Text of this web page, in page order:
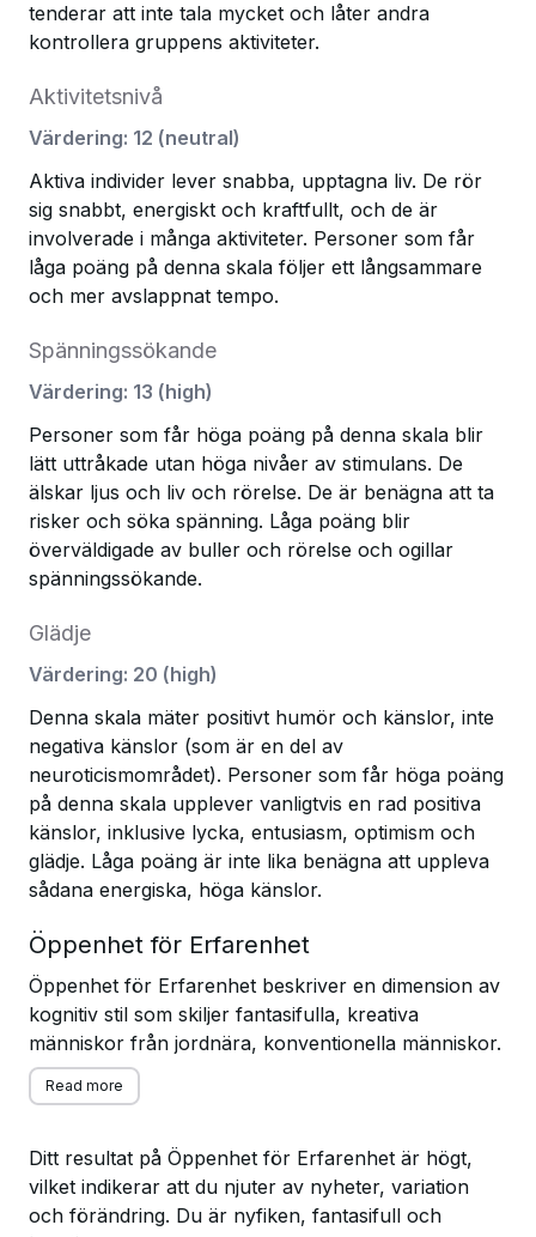
tenderar att inte tala mycket och låter andra
kontrollera gruppens aktiviteter.
Aktivitetsnivå
Värdering: 12 (neutral)
Aktiva individer lever snabba, upptagna liv. De rör
sig snabbt, energiskt och kraftfullt, och de är
involverade i många aktiviteter. Personer som får
låga poäng på denna skala följer ett långsammare
och mer avslappnat tempo.
Spänningssökande
Värdering: 13 (high)
Personer som får höga poäng på denna skala blir
lätt uttråkade utan höga nivåer av stimulans. De
älskar ljus och liv och rörelse. De är benägna att ta
risker och söka spänning. Låga poäng blir
överväldigade av buller och rörelse och ogillar
spänningssökande.
Glädje
Värdering: 20 (high)
Denna skala mäter positivt humör och känslor, inte
negativa känslor (som är en del av
neuroticismområdet). Personer som får höga poäng
på denna skala upplever vanligtvis en rad positiva
känslor, inklusive lycka, entusiasm, optimism och
glädje. Låga poäng är inte lika benägna att uppleva
sådana energiska, höga känslor.
Öppenhet för Erfarenhet
Öppenhet för Erfarenhet beskriver en dimension av
kognitiv stil som skiljer fantasifulla, kreativa
människor från jordnära, konventionella människor.
Read more
Ditt resultat på Öppenhet för Erfarenhet är högt,
vilket indikerar att du njuter av nyheter, variation
och förändring. Du är nyfiken, fantasifull och